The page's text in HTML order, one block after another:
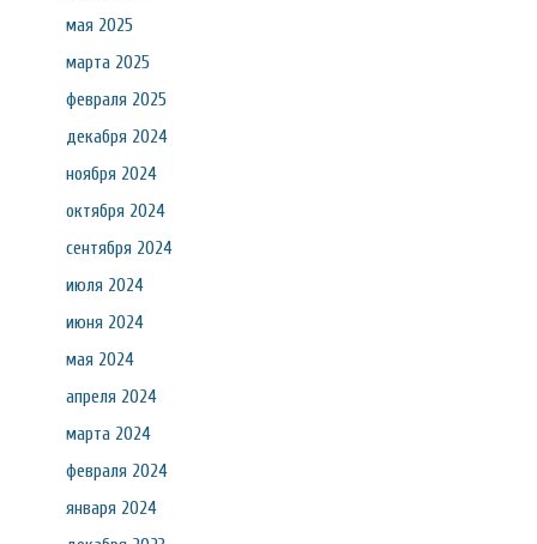
мая 2025
марта 2025
февраля 2025
декабря 2024
ноября 2024
октября 2024
сентября 2024
июля 2024
июня 2024
мая 2024
апреля 2024
марта 2024
февраля 2024
января 2024